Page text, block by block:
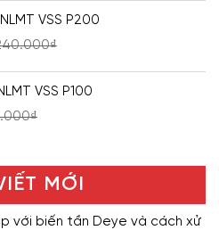
VSS P200
₫
VSS P100
₫
MỚI
với biến tần Deye và cách xử